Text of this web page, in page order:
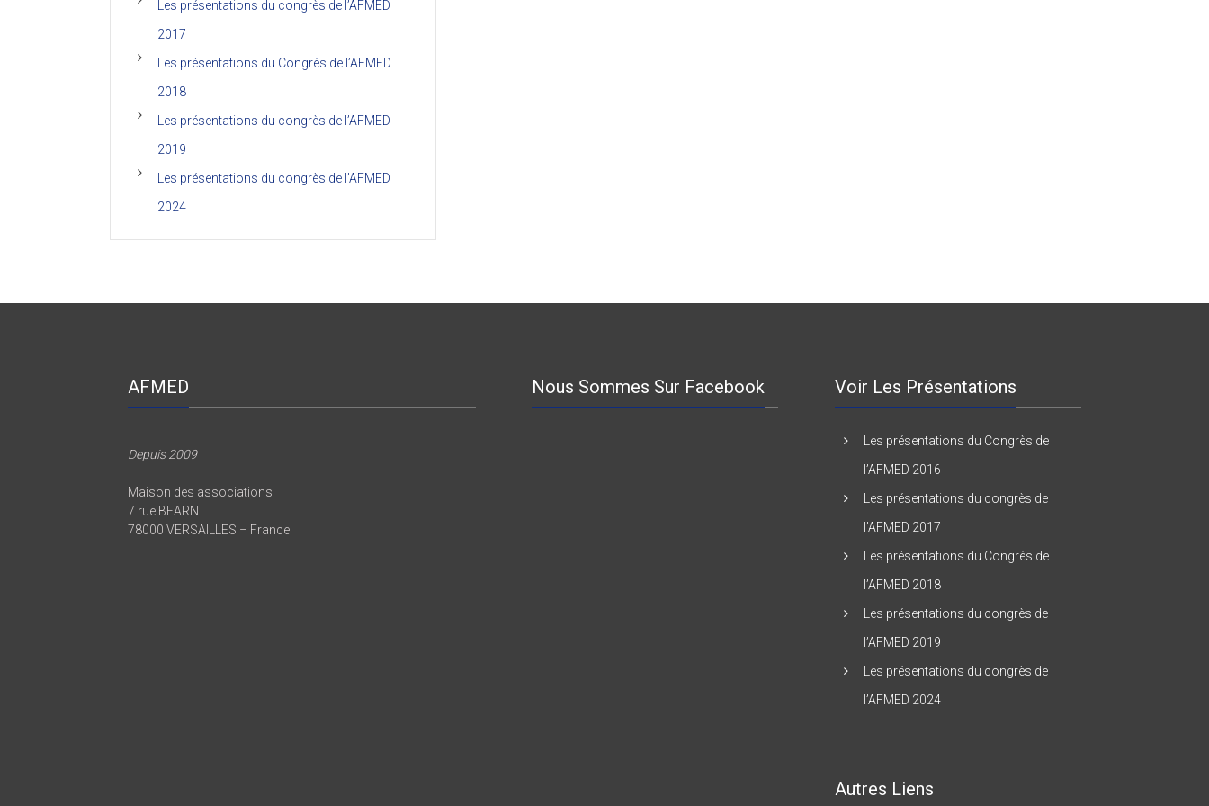
Les présentations du congrès de l’AFMED
2017
Les présentations du Congrès de l’AFMED
2018
Les présentations du congrès de l’AFMED
2019
Les présentations du congrès de l’AFMED
2024
AFMED
Depuis 2009
Maison des associations
7 rue BEARN
78000 VERSAILLES – France
Nous Sommes Sur Facebook Voir Les Présentations
Les présentations du Congrès de
l’AFMED 2016
Les présentations du congrès de
l’AFMED 2017
Les présentations du Congrès de
l’AFMED 2018
Les présentations du congrès de
l’AFMED 2019
Les présentations du congrès de
l’AFMED 2024
Autres Liens